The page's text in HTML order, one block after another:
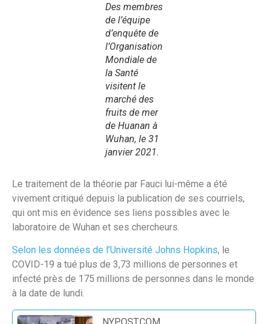
Des membres
de l’équipe
d’enquête de
l’Organisation
Mondiale de
la Santé
visitent le
marché des
fruits de mer
de Huanan à
Wuhan, le 31
janvier 2021.
Le traitement de la théorie par Fauci lui-même a été
vivement critiqué depuis la publication de ses courriels,
qui ont mis en évidence ses liens possibles avec le
laboratoire de Wuhan et ses chercheurs.
Selon les données de l’Université Johns Hopkins, le
COVID-19 a tué plus de 3,73 millions de personnes et
infecté près de 175 millions de personnes dans le monde
à la date de lundi.
NYPOST.COM